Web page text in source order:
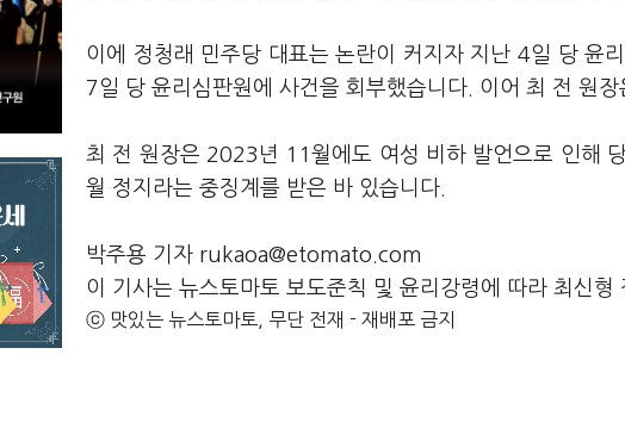
이에 정청래 민주당 대표는 논란이 커지자 지난 4일 당 윤
7일 당 윤리심판원에 사건을 회부했습니다. 이어 최 전 원
최 전 원장은 2023년 11월에도 여성 비하 발언으로 인해
월 정지라는 중징계를 받은 바 있습니다.
박주용 기자 rukaoa@etomato.com
이 기사는 뉴스토마토 보도준칙 및 윤리강령에 따라 최신형
ⓒ 맛있는 뉴스토마토, 무단 전재 - 재배포 금지